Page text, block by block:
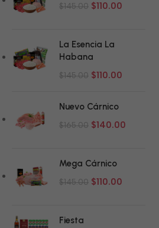
$145.00 $110.00
La Esencia La
Habana
$145.00 $110.00
Nuevo Cárnico
$165.00 $140.00
Mega Cárnico
$145.00 $110.00
Fiesta